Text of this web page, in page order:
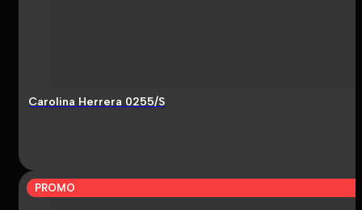
Carolina Herrera 0255/S
PROMO